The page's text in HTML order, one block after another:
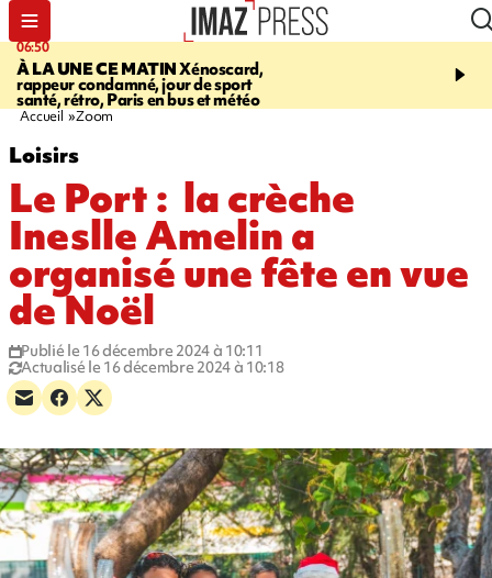
06:50
À LA UNE CE MATINXénoscard,
rappeur condamné, jour de sport
santé, rétro, Paris en bus et météo
08:53
Jour de
2026 - bouger,
Accueil Zoom
Loisirs
Le Port : la crèche
Ineslle Amelin a
organisé une fête en vue
de Noël
Publié le 16 décembre 2024 à 10:11
Actualisé le 16 décembre 2024 à 10:18